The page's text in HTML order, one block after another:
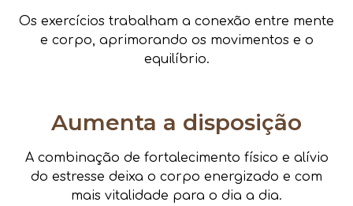
Os exercícios trabalham a conexão entre mente
e corpo, aprimorando os movimentos e o
equilíbrio.
Aumenta a disposição
A combinação de fortalecimento físico e alívio
do estresse deixa o corpo energizado e com
mais vitalidade para o dia a dia.